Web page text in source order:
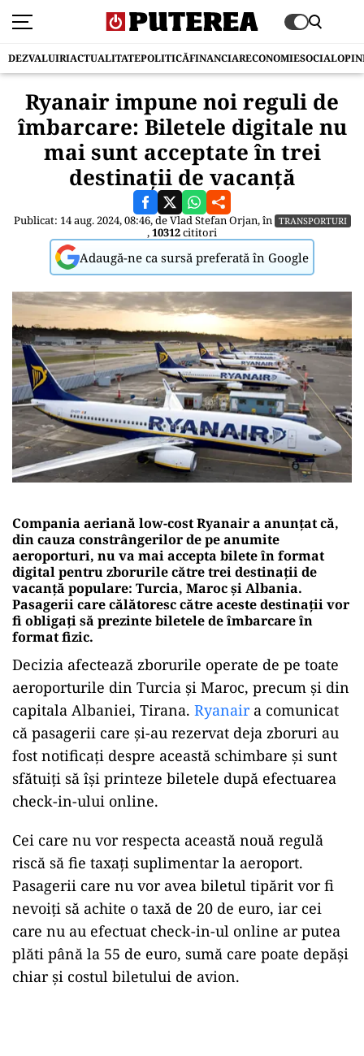
DEZVALUIRIACTUALITATEPOLITICĂFINANCIARECONOMIESOCIAL
Ryanair impune noi reguli de
îmbarcare: Biletele digitale nu
mai sunt acceptate în trei
destinații de vacanță
Publicat: 14 aug. 2024, 08:46, deVlad Stefan Orjan, în TRANSPORTURI
,10312cititori
Adaugă-ne ca sursă preferată în Google
Compania aeriană low-cost Ryanair a anunțat că,
din cauza constrângerilor de pe anumite
aeroporturi, nu va mai accepta bilete în format
digital pentru zborurile către trei destinații de
vacanță populare: Turcia, Maroc și Albania.
Pasagerii care călătoresc către aceste destinații vor
fi obligați să prezinte biletele de îmbarcare în
format fizic.
Decizia afectează zborurile operate de pe toate
aeroporturile din Turcia și Maroc, precum și din
capitala Albaniei, Tirana. Ryanaira comunicat
că pasagerii care și-au rezervat deja zboruri au
fost notificați despre această schimbare și sunt
sfătuiți să își printeze biletele după efectuarea
check-in-ului online.
Cei care nu vor respecta această nouă regulă
riscă să fie taxați suplimentar la aeroport.
Pasagerii care nu vor avea biletul tipărit vor fi
nevoiți să achite o taxă de 20 de euro, iar cei
care nu au efectuat check-in-ul online ar putea
plăti până la 55 de euro, sumă care poate depăși
chiar și costul biletului de avion.